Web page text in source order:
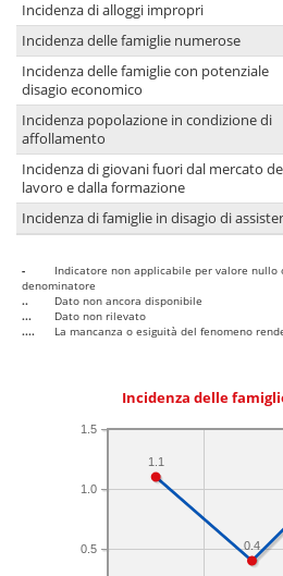
Incidenza di alloggi impropri
Incidenza delle famiglie numerose
Incidenza delle famiglie con potenziale
disagio economico
Incidenza popolazione in condizione di
affollamento
Incidenza di giovani fuori dal mercato
lavoro e dalla formazione
Incidenza di famiglie in disagio di
-
Indicatore non applicabile per valore nullo
denominatore
..
Dato non ancora disponibile
...
Dato non rilevato
....
La mancanza o esiguità del fenomeno
Incidenza delle
0.5
1.0
1.5
0.4
1.1